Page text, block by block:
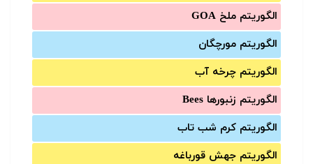
الگوریتم ملخ GOA
الگوریتم مورچگان
الگوریتم چرخه آب
الگوریتم زنبورها Bees
الگوریتم کرم شب تاب
الگوریتم جهش قورباغه